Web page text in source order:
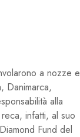
a nozze e
Danimarca,
alla
infatti, al suo
Fund del